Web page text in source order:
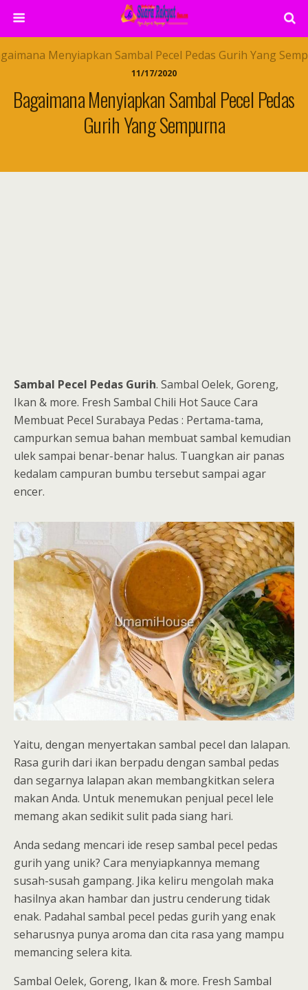
11/17/2020
Bagaimana Menyiapkan Sambal Pecel Pedas
Gurih Yang Sempurna
Sambal Pecel Pedas Gurih. Sambal Oelek, Goreng,
Ikan & more. Fresh Sambal Chili Hot Sauce Cara
Membuat Pecel Surabaya Pedas : Pertama-tama,
campurkan semua bahan membuat sambal kemudian
ulek sampai benar-benar halus. Tuangkan air panas
kedalam campuran bumbu tersebut sampai agar
encer.
Yaitu, dengan menyertakan sambal pecel dan lalapan.
Rasa gurih dari ikan berpadu dengan sambal pedas
dan segarnya lalapan akan membangkitkan selera
makan Anda. Untuk menemukan penjual pecel lele
memang akan sedikit sulit pada siang hari.
Anda sedang mencari ide resep sambal pecel pedas
gurih yang unik? Cara menyiapkannya memang
susah-susah gampang. Jika keliru mengolah maka
hasilnya akan hambar dan justru cenderung tidak
enak. Padahal sambal pecel pedas gurih yang enak
seharusnya punya aroma dan cita rasa yang mampu
memancing selera kita.
Sambal Oelek, Goreng, Ikan & more. Fresh Sambal